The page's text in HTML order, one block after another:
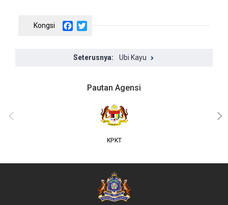
Facebook
Ubi Kayu
Pautan Agensi
KPKT
‹ ›